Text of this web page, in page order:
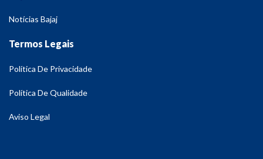
Notícias Bajaj
Termos Legais
Política De Privacidade
Política De Qualidade
Aviso Legal